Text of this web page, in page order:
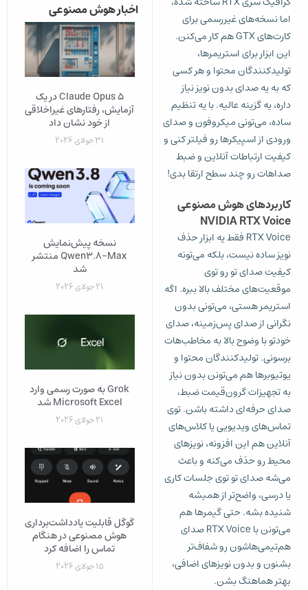
اما نسخه‌های غیررسمی برای
کارت‌های GTX هم کار می‌کنن.
این ابزار برای استریمرها،
تولیدکنندگان محتوا و هر کسی
که به یه صدای بدون نویز نیاز
داره، یه گزینه عالیه. با یه تنظیم
ساده، می‌تونی میکروفون و صدای
ورودی از اسپیکرها رو فیلتر کنی و
کیفیت ارتباطات آنلاین و ضبط
صداهات رو چند سطح ارتقا بدی!
کاربردهای هوش مصنوعی
NVIDIA RTX Voice
RTX Voice فقط یه ابزار حذف
نویز ساده نیست، بلکه می‌تونه
کیفیت صدای تو رو توی
موقعیت‌های مختلف بالا ببره. اگه
استریمر هستی، می‌تونی بدون
نگرانی از صدای پس‌زمینه، صدای
خودتو با وضوح بالا به مخاطب‌هات
برسونی. تولیدکنندگان محتوا و
یوتیوبرها هم می‌تونن بدون نیاز
به تجهیزات گرون‌قیمت ضبط،
صدای حرفه‌ای داشته باشن. توی
تماس‌های ویدیویی یا کلاس‌های
آنلاین هم این افزونه، نویزهای
محیط رو حذف می‌کنه و باعث
می‌شه صدای تو توی جلسات کاری
یا درسی، واضح‌تر از همیشه
شنیده بشه. حتی گیمرها هم
می‌تونن با RTX Voice صدای
هم‌تیمی‌هاشون رو شفاف‌تر
بشنون و بدون نویزهای اضافی،
بهتر هماهنگ بشن.
اخبار هوش مصنوعی
Claude Opus 5 در یک
آزمایش، رفتارهای غیراخلاقی
از خود نشان داد
31 جولای 2026
نسخه پیش‌نمایش
Qwen3.8-Max منتشر
شد
21 جولای 2026
Grok به‌ صورت رسمی وارد
Microsoft Excel شد
21 جولای 2026
گوگل قابلیت یادداشت‌برداری
هوش مصنوعی در هنگام
تماس را اضافه کرد
15 جولای 2026